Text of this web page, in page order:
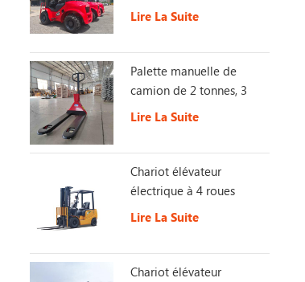
4X4 2WD/4WD avec
Lire La Suite
Palette manuelle de
camion de 2 tonnes, 3
tonnes, 5 tonnes
Lire La Suite
Chariot élévateur
électrique à 4 roues
Lire La Suite
Chariot élévateur